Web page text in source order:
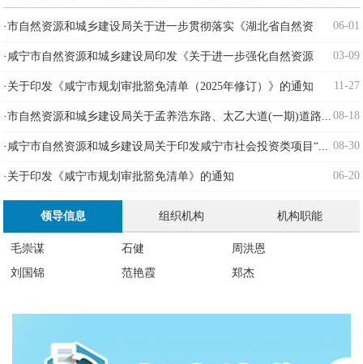
06-01
·市自然资源和城乡建设局关于进一步贯彻落实《湖北省自然资
源... 03-09
· 咸宁市自然资源和城乡建设局印发《关于进一步强化自然资源
要... 11-27
· 关于印发《咸宁市规划审批豁免清单（2025年修订）》的通知
08-18
·市自然资源和城乡建设局关于孟养浩东路、太乙大道(一期)道路...
08-30
· 咸宁市自然资源和城乡建设局关于印发咸宁市社会投资类项目“...
06-20
· 关于印发《咸宁市规划审批豁免清单》的通知
领导信息 组织机构 机构职能
毛崇谋 石健
周洪恩
刘国锦
范艳霞 郑杰